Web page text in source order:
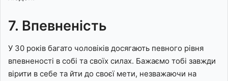
7. Впевненість
У 30 років багато чоловіків досягають певного рівня
впевненості в собі та своїх силах. Бажаємо тобі завжди
вірити в себе та йти до своєї мети, незважаючи на